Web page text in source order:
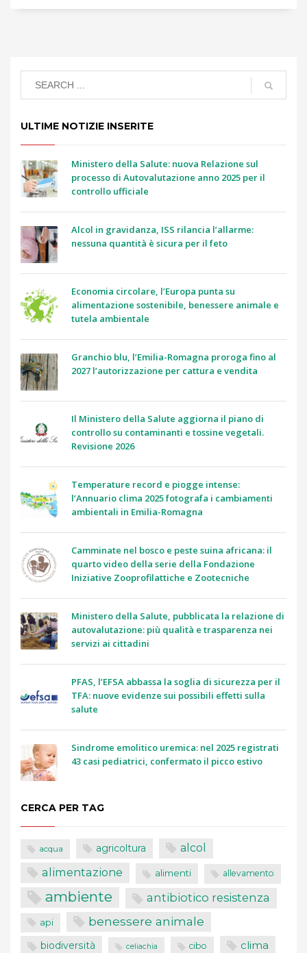
ULTIME NOTIZIE INSERITE
Ministero della Salute: nuova Relazione sul
processo di Autovalutazione anno 2025 per il
controllo ufficiale
Alcol in gravidanza, ISS rilancia l’allarme:
nessuna quantità è sicura per il feto
Economia circolare, l’Europa punta su
alimentazione sostenibile, benessere animale e
tutela ambientale
Granchio blu, l’Emilia-Romagna proroga fino al
2027 l’autorizzazione per cattura e vendita
Il Ministero della Salute aggiorna il piano di
controllo su contaminanti e tossine vegetali.
Revisione 2026
Temperature record e piogge intense:
l’Annuario clima 2025 fotografa i cambiamenti
ambientali in Emilia-Romagna
Camminate nel bosco e peste suina africana: il
quarto video della serie della Fondazione
Iniziative Zooprofilattiche e Zootecniche
Ministero della Salute, pubblicata la relazione di
autovalutazione: più qualità e trasparenza nei
servizi ai cittadini
PFAS, l’EFSA abbassa la soglia di sicurezza per il
TFA: nuove evidenze sui possibili effetti sulla
salute
Sindrome emolitico uremica: nel 2025 registrati
43 casi pediatrici, confermato il picco estivo
CERCA PER TAG
acqua agricoltura alcol
alimentazione alimenti allevamento
ambiente antibiotico resistenza
api benessere animale
biodiversità celiachia cibo clima